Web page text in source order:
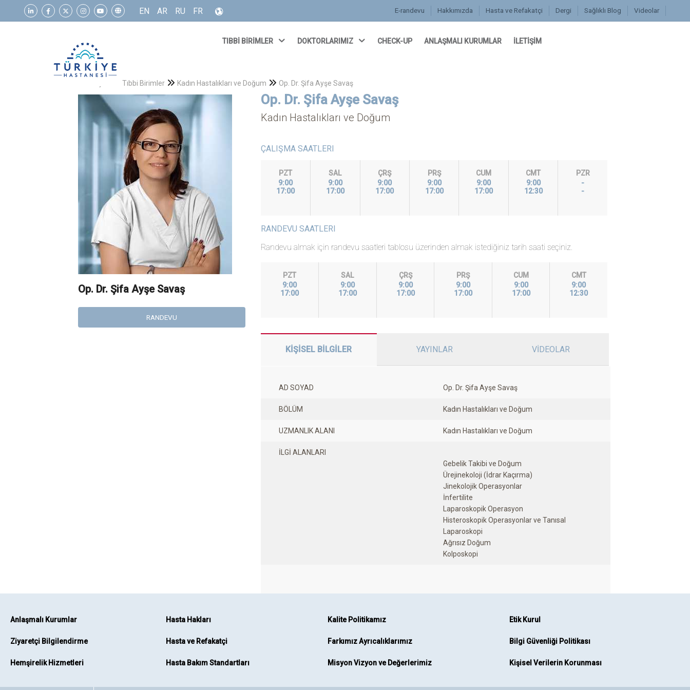
EN AR RU FR E-randevu Hakkımızda Hasta ve Refakatçi Dergi Sağlıklı Blog Videolar
TIBBİ BİRİMLER DOKTORLARIMIZ CHECK-UP ANLAŞMALI KURUMLAR İLETİŞİM
Tıbbi Birimler Kadın Hastalıkları ve Doğum Op. Dr. Şifa Ayşe Savaş
Op. Dr. Şifa Ayşe Savaş
RANDEVU
Op. Dr. Şifa Ayşe Savaş
Kadın Hastalıkları ve Doğum
ÇALIŞMA SAATLERI
PZT
9:00
17:00
SAL
9:00
17:00
ÇRŞ
9:00
17:00
PRŞ
9:00
17:00
CUM
9:00
17:00
CMT
9:00
12:30
PZR
-
-
RANDEVU SAATLERI
Randevu almak için randevu saatleri tablosu üzerinden almak istediğiniz tarih saati seçiniz.
PZT
9:00
17:00
SAL
9:00
17:00
ÇRŞ
9:00
17:00
PRŞ
9:00
17:00
CUM
9:00
17:00
CMT
9:00
12:30
KİŞİSEL BİLGİLER YAYINLAR VİDEOLAR
AD SOYAD Op. Dr. Şifa Ayşe Savaş
BÖLÜM Kadın Hastalıkları ve Doğum
UZMANLIK ALANI Kadın Hastalıkları ve Doğum
İLGİ ALANLARI
Gebelik Takibi ve Doğum
Ürejinekoloji (İdrar Kaçırma)
Jinekolojik Operasyonlar
İnfertilite
Laparoskopik Operasyon
Histeroskopik Operasyonlar ve Tanısal
Laparoskopi
Ağrısız Doğum
Anlaşmalı Kurumlar
Ziyaretçi Bilgilendirme
Hemşirelik Hizmetleri
Hasta Hakları
Hasta ve Refakatçi
Hasta Bakım Standartları
Kalite Politikamız
Farkımız Ayrıcalıklarımız
Misyon Vizyon ve Değerlerimiz
Etik Kurul
Bilgi Güvenliği Politikası
Kişisel Verilerin Korunması